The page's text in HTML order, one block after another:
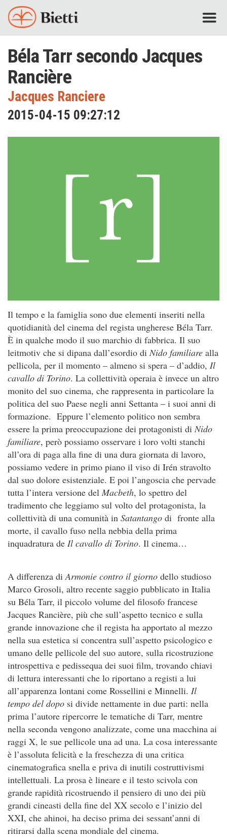
Béla Tarr secondo Jacques
Rancière
Jacques Ranciere
2015-04-15 09:27:12
Il tempo e la famiglia sono due elementi inseriti nella
quotidianità del cinema del regista ungherese Béla Tarr.
È in qualche modo il suo marchio di fabbrica. Il suo
leitmotiv che si dipana dall’esordio diNido familiare alla
pellicola, per il momento – almeno si spera – d’addio, Il
cavallo di Torino. La collettività operaia è invece un altro
monito del suo cinema, che rappresenta in particolare la
politica del suo Paese negli anni Settanta – i suoi anni di
formazione. Eppure l’elemento politico non sembra
essere la prima preoccupazione dei protagonisti diNido
familiare, però possiamo osservare i loro volti stanchi
all’ora di paga alla fine di una dura giornata di lavoro,
possiamo vedere in primo piano il viso di Irén stravolto
dal suo dolore esistenziale. E poi l’angoscia che pervade
tutta l’intera versione del Macbeth, lo spettro del
tradimento che leggiamo sul volto del protagonista, la
collettività di una comunità in Satantango di fronte alla
morte, il cavallo fuso nella nebbia della prima
inquadratura de Il cavallo di Torino. Il cinema…
A differenza diArmonie contro il giorno dello studioso
Marco Grosoli, altro recente saggio pubblicato in Italia
su Béla Tarr, il piccolo volume del filosofo francese
Jacques Rancière, più che sull’aspetto tecnico e sulla
grande innovazione che il regista ha apportato al mezzo
nella sua estetica si concentra sull’aspetto psicologico e
umano delle pellicole del suo autore, sulla ricostruzione
introspettiva e pedissequa dei suoi film, trovando chiavi
di lettura interessanti che lo riportano a registi a lui
all’apparenza lontani come Rossellini e Minnelli. Il
tempo del dopo si divide nettamente in due parti: nella
prima l’autore ripercorre le tematiche di Tarr, mentre
nella seconda vengono analizzate, come una macchina ai
raggi X, le sue pellicole una ad una. La cosa interessante
è l’assoluta felicità e la freschezza di una critica
cinematografica snella e priva di inutili costruttivismi
intellettuali. La prosa è lineare e il testo scivola con
grande rapidità ricostruendo il pensiero di uno dei più
grandi cineasti della fine del XX secolo e l’inizio del
XXI, che ahinoi, ha deciso prima dei sessant’anni di
ritirarsi dalla scena mondiale del cinema.